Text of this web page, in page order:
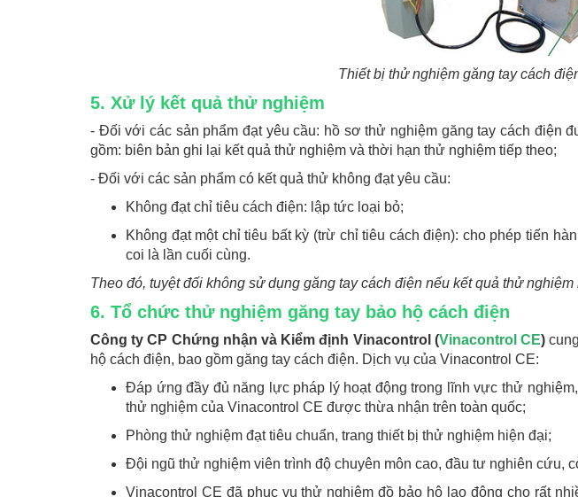
Thiết bị thử nghiệm găng tay cách
5. Xử lý kết quả thử nghiệm
- Đối với các sản phẩm đạt yêu cầu: hồ sơ thử nghiệm găng tay cách điện
gồm: biên bản ghi lại kết quả thử nghiệm và thời hạn thử nghiệm tiếp theo;
- Đối với các sản phẩm có kết quả thử không đạt yêu cầu:
Không đạt chỉ tiêu cách điện: lập tức loại bỏ;
Không đạt một chỉ tiêu bất kỳ (trừ chỉ tiêu cách điện): cho phép tiến
coi là lần cuối cùng.
Theo đó, tuyệt đối không sử dụng găng tay cách điện nếu kết quả thử nghiệm
6. Tổ chức thử nghiệm găng tay bảo hộ cách điện
Công ty CP Chứng nhận và Kiểm định Vinacontrol (Vinacontrol CE)
hộ cách điện, bao gồm găng tay cách điện. Dịch vụ của Vinacontrol CE:
Đáp ứng đầy đủ năng lực pháp lý hoạt động trong lĩnh vực thử
thử nghiệm của Vinacontrol CE được thừa nhận trên toàn quốc;
Phòng thử nghiệm đạt tiêu chuẩn, trang thiết bị thử nghiệm hiện đại;
Đội ngũ thử nghiệm viên trình độ chuyên môn cao, đầu tư nghiên cứu,
Vinacontrol CE đã phục vụ thử nghiệm đồ bảo hộ lao động cho rất